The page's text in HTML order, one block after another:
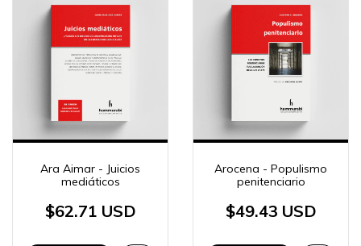
Ara Aimar - Juicios
mediáticos
$62.71 USD
Arocena - Populismo
penitenciario
$49.43 USD